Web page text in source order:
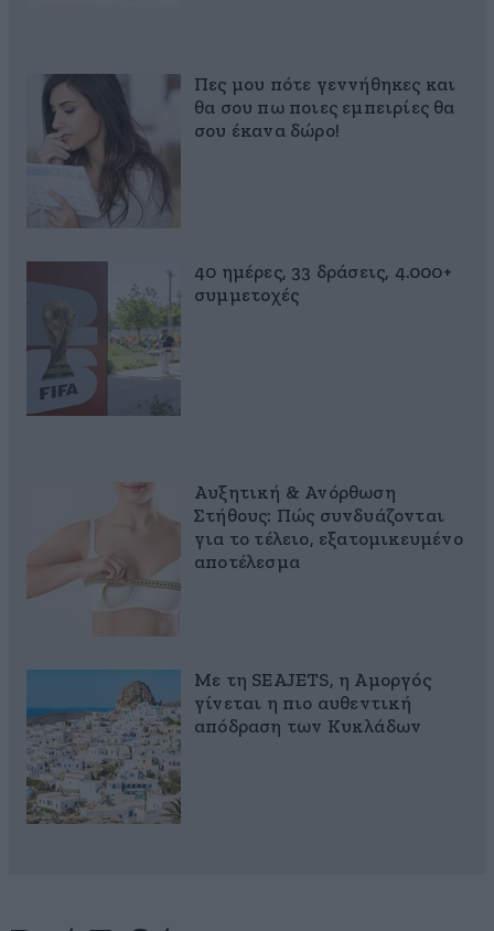
Πες μου πότε γεννήθηκες και
θα σου πω ποιες εμπειρίες θα
σου έκανα δώρο!
40 ημέρες, 33 δράσεις, 4.000+
συμμετοχές
Αυξητική & Ανόρθωση
Στήθους: Πώς συνδυάζονται
για το τέλειο, εξατομικευμένο
αποτέλεσμα
Με τη SEAJETS, η Αμοργός
γίνεται η πιο αυθεντική
απόδραση των Κυκλάδων